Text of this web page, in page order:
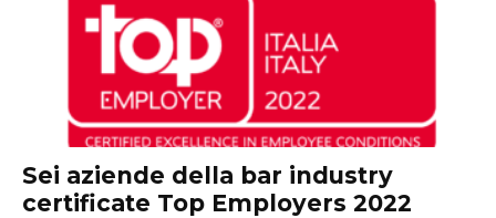
Sei aziende della bar industry
certificate Top Employers 2022